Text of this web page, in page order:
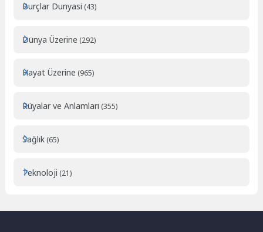
Burçlar Dunyasi (43)
Dünya Üzerine (292)
Hayat Üzerine (965)
Rüyalar ve Anlamları (355)
Sağlık (65)
Teknoloji (21)